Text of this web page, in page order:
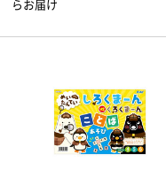
らお届け